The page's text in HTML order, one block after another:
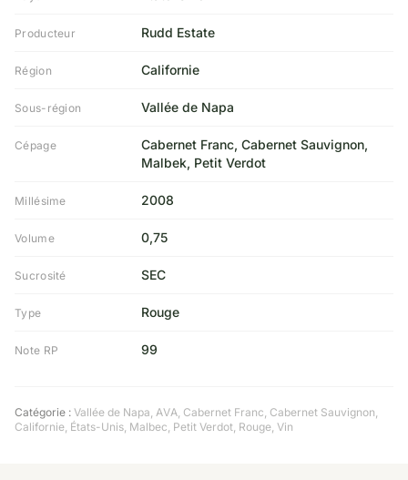
Producteur Rudd Estate
Région Californie
Sous-région Vallée de Napa
Cépage
Cabernet Franc, Cabernet Sauvignon,
Malbek, Petit Verdot
Millésime 2008
Volume 0,75
Sucrosité SEC
Type Rouge
Note RP 99
Catégorie : Vallée de Napa, AVA, Cabernet Franc, Cabernet Sauvignon,
Californie, États-Unis, Malbec, Petit Verdot, Rouge, Vin